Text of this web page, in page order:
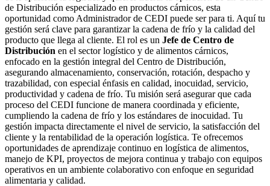
de Distribución especializado en productos cárnicos, esta
oportunidad como Administrador de CEDI puede ser para ti. Aquí tu
gestión será clave para garantizar la cadena de frío y la calidad del
producto que llega al cliente. El rol es un Jefe de Centro de
Distribución en el sector logístico y de alimentos cárnicos,
enfocado en la gestión integral del Centro de Distribución,
asegurando almacenamiento, conservación, rotación, despacho y
trazabilidad, con especial énfasis en calidad, inocuidad, servicio,
productividad y cadena de frío. Tu misión será asegurar que cada
proceso del CEDI funcione de manera coordinada y eficiente,
cumpliendo la cadena de frío y los estándares de inocuidad. Tu
gestión impacta directamente el nivel de servicio, la satisfacción del
cliente y la rentabilidad de la operación logística. Te ofrecemos
oportunidades de aprendizaje continuo en logística de alimentos,
manejo de KPI, proyectos de mejora continua y trabajo con equipos
operativos en un ambiente colaborativo con enfoque en seguridad
alimentaria y calidad.